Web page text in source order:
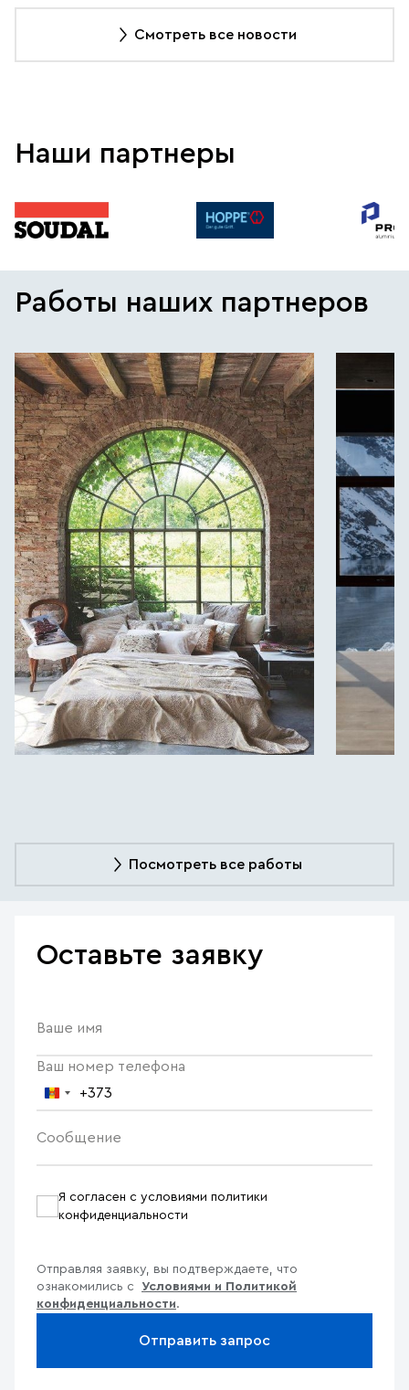
Смотреть все новости
Наши партнеры
Работы наших партнеров
Посмотреть все работы
Оставьте заявку
Ваше имя
Ваш номер телефона
Молдова
+373
+373
Сообщение
Я согласен с условиями политики
конфиденциальности
Отправляя заявку, вы подтверждаете, что
ознакомились с
Условиями и Политикой
конфиденциальности.
Отправить запрос